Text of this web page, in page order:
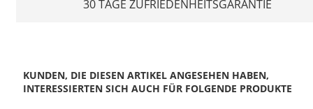
30 TAGE ZUFRIEDENHEITSGARANTIE
KUNDEN, DIE DIESEN ARTIKEL ANGESEHEN HABEN,
INTERESSIERTEN SICH AUCH FÜR FOLGENDE PRODUKTE